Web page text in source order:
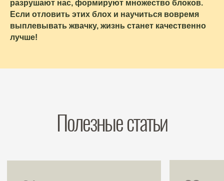
разрушают нас, формируют множество блоков.
Если отловить этих блох и научиться вовремя
выплевывать жвачку, жизнь станет качественно
лучше!
с собой и узнать себя
мотивацию